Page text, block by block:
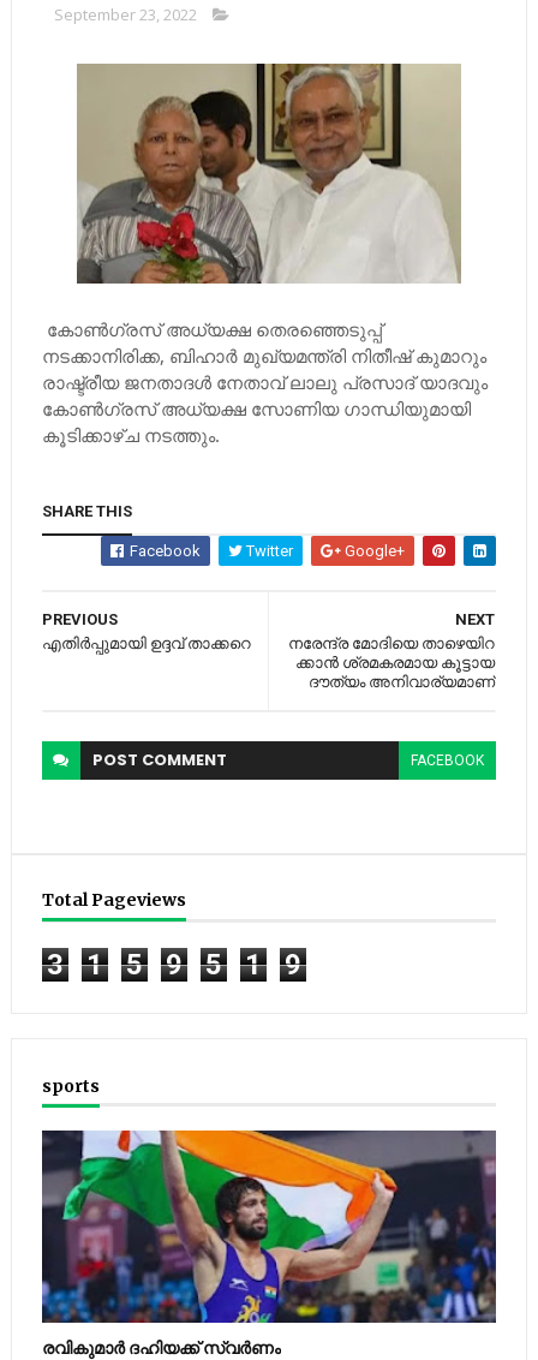
September 23, 2022
കോണ്‍ഗ്രസ് അധ്യക്ഷ തെരഞ്ഞെടുപ്പ്
നടക്കാനിരിക്ക, ബിഹാര്‍ മുഖ്യമന്ത്രി നിതീഷ് കുമാറും
രാഷ്ട്രീയ ജനതാദള്‍ നേതാവ് ലാലു പ്രസാദ് യാദവും
കോണ്‍ഗ്രസ് അധ്യക്ഷ സോണിയ ഗാന്ധിയുമായി
കൂടിക്കാഴ്ച നടത്തും.
SHARE THIS
Facebook Twitter Google+
NEXT
ന​രേ​ന്ദ്ര മോ​ദി​യെ താ​ഴെ​യി​റ​
ക്കാ​ന്‍ ശ്ര​മ​ക​ര​മാ​യ കൂ​ട്ടാ​യ
ദൗ​ത്യം അ​നി​വാ​ര്യ​മാ​ണ്
PREVIOUS
എതിര്‍പ്പുമായി ഉദ്ദവ് താക്കറെ
POST COMMENT FACEBOOK
Total Pageviews
3 1 5 9 5 1 9
sports
രവികുമാര്‍ ദഹിയക്ക് സ്വര്‍ണം